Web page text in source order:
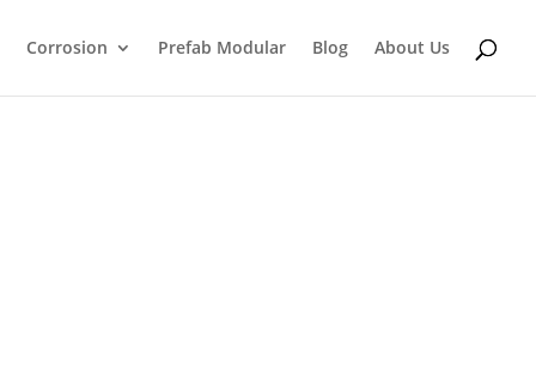
Corrosion Prefab Modular Blog About Us